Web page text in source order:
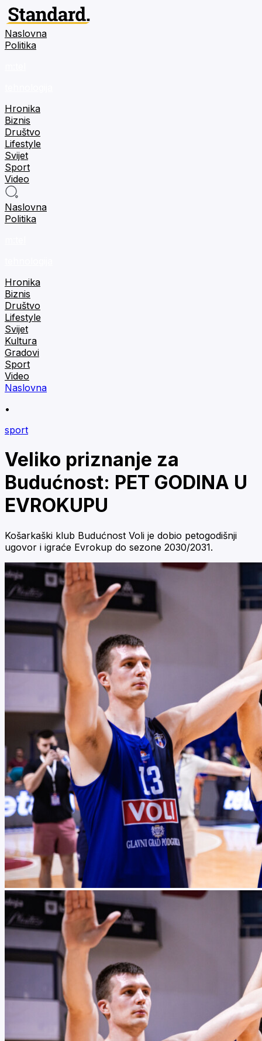
Naslovna
Politika
Hronika
Biznis
Društvo
Lifestyle
Svijet
Sport
Video
Naslovna
Politika
Hronika
Biznis
Društvo
Lifestyle
Svijet
Kultura
Gradovi
Sport
Video
Naslovna
•
sport
Veliko priznanje za
Budućnost: PET GODINA U
EVROKUPU
Košarkaški klub Budućnost Voli je dobio petogodišnji
ugovor i igraće Evrokup do sezone 2030/2031.